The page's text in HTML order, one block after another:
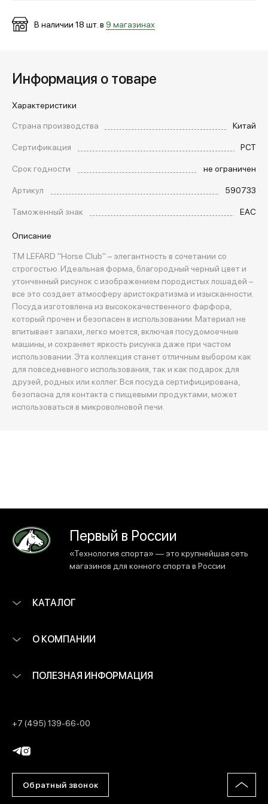
МЕДИА
ПОКУПАТЕЛЯМ
ОПЛАТА И ДОСТАВКА
Вход в личный кабинет
+7 (495) 139-66-00
В наличии 18 шт. в 9 магазинах
Информация о товаре
Характеристики
Страна производства
Китай
Сертификация
РСТ
Срок годности
не ограничен
Артикул
590733
Таможенный знак
EAC
Описание
TM LEFARD "Horse Club" – элегантность в сочетании со
строгостью. Идеальная форма, благородный черный цвет и
утонченный рисунок с изображением породистых лошадей –
все это создает атмосферу аристократизма и изысканности.
Посуда изготовлена из высококачественного фарфора,
который прочен и безопасен в использовании. Материал не
впитывает запахи, легко моется, включая посудомоечные
машины, и сохраняет яркость рисунка даже при частом
использовании. Эта коллекция станет отличным выбором как
для повседневного использования, так и как подарок для
друзей, родных или коллег. Вся посуда сертифицирована,
безопасна для контакта с пищевыми продуктами, может
использоваться в микроволновой печи.
Первый в России
«Технология спорта» — это крупнейшая сеть
магазинов для конного спорта в России
КАТАЛОГ
О КОМПАНИИ
ПОЛЕЗНАЯ ИНФОРМАЦИЯ
+7 (495) 139-66-00
Обратный звонок